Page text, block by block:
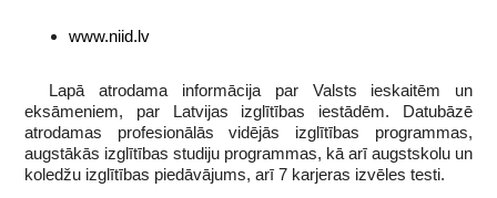
www.niid.lv
Lapā atrodama informācija par Valsts ieskaitēm un
eksāmeniem, par Latvijas izglītības iestādēm. Datubāzē
atrodamas profesionālās vidējās izglītības programmas,
augstākās izglītības studiju programmas, kā arī augstskolu un
koledžu izglītības piedāvājums, arī 7 karjeras izvēles testi.